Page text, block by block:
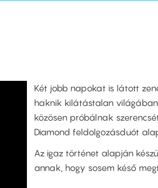
Két jobb napokat is látott
haknik kilátástalan
közösen próbálnak
Diamond feldolgozásduót
Az igaz történet alapján
annak, hogy sosem késő